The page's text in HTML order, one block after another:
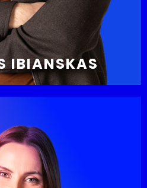
IBIANSKAS